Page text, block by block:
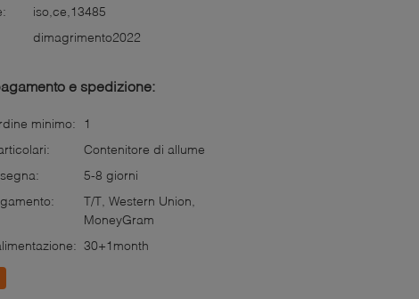
iso,ce,13485
dimagrimento2022
e spedizione:
minimo:
1
Contenitore di allume
5-8 giorni
T/T, Western Union,
MoneyGram
30+1month